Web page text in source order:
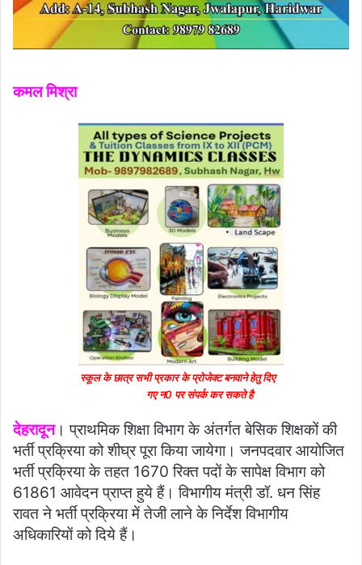
कमल मिश्रा
स्कूल के छात्र सभी प्रकार के प्रोजेक्ट बनवाने हेतु दिए
गए न0 पर संपर्क कर सकते है
देहरादून। प्राथमिक शिक्षा विभाग के अंतर्गत बेसिक शिक्षकों की
भर्ती प्रक्रिया को शीघ्र पूरा किया जायेगा। जनपदवार आयोजित
भर्ती प्रक्रिया के तहत 1670 रिक्त पदों के सापेक्ष विभाग को
61861 आवेदन प्राप्त हुये हैं। विभागीय मंत्री डॉ. धन सिंह
रावत ने भर्ती प्रक्रिया में तेजी लाने के निर्देश विभागीय
अधिकारियों को दिये हैं।